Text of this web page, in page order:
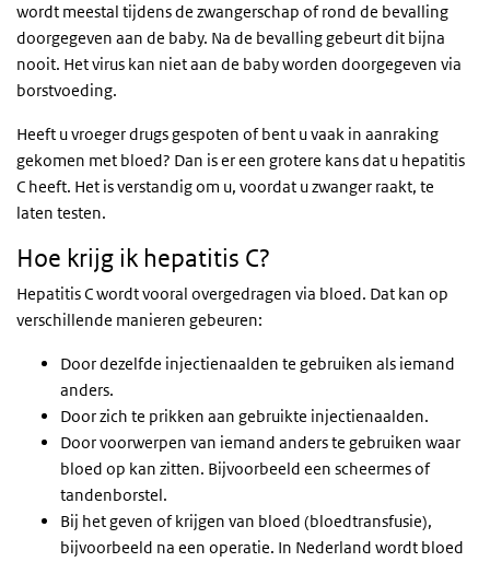
wordt meestal tijdens de zwangerschap of rond de bevalling
doorgegeven aan de baby. Na de bevalling gebeurt dit bijna
nooit. Het virus kan niet aan de baby worden doorgegeven via
borstvoeding.
Heeft u vroeger drugs gespoten of bent u vaak in aanraking
gekomen met bloed? Dan is er een grotere kans dat u hepatitis
C heeft. Het is verstandig om u, voordat u zwanger raakt, te
laten testen.
Hoe krijg ik hepatitis C?
Hepatitis C wordt vooral overgedragen via bloed. Dat kan op
verschillende manieren gebeuren:
Door dezelfde injectienaalden te gebruiken als iemand
anders.
Door zich te prikken aan gebruikte injectienaalden.
Door voorwerpen van iemand anders te gebruiken waar
bloed op kan zitten. Bijvoorbeeld een scheermes of
tandenborstel.
Bij het geven of krijgen van bloed (bloedtransfusie),
bijvoorbeeld na een operatie. In Nederland wordt bloed